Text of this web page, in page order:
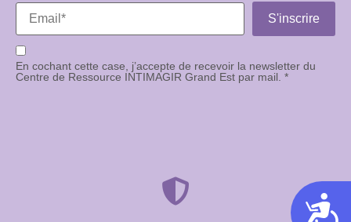
En cochant cette case, j’accepte de recevoir la newsletter du
Centre de Ressource INTIMAGIR Grand Est par mail. *